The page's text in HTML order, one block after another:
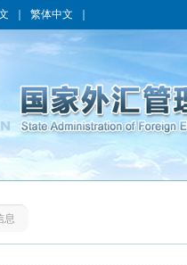
繁体中文
息